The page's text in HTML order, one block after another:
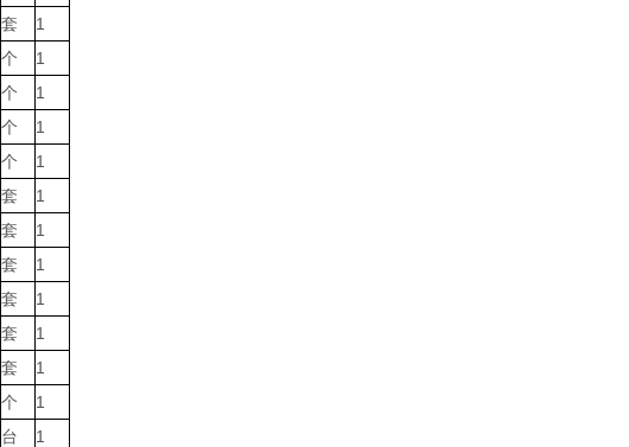
套
1
个
1
个
1
个
1
个
1
套
1
套
1
套
1
套
1
套
1
套
1
个
1
台
1